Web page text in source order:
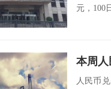
元，100
本周人
人民币